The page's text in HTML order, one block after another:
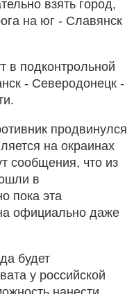
взять город,
на юг - Славянск
в подконтрольной
- Северодонецк -
продвинулся
на окраинах
сообщения, что из
в
пока эта
официально даже
будет
у российской